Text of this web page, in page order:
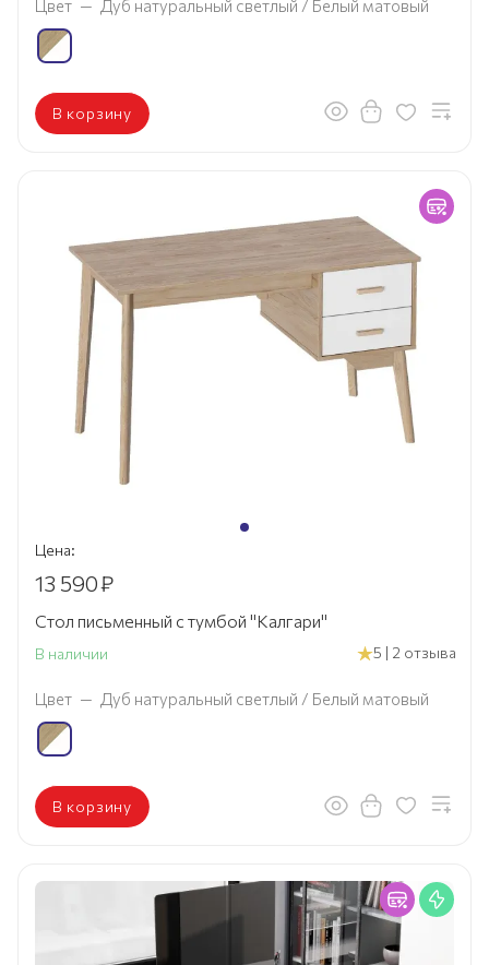
Цвет — Дуб натуральный светлый / Белый матовый
В корзину
Цена:
13 590₽
Стол письменный с тумбой "Калгари"
В наличии 5 | 2 отзыва
Цвет — Дуб натуральный светлый / Белый матовый
В корзину